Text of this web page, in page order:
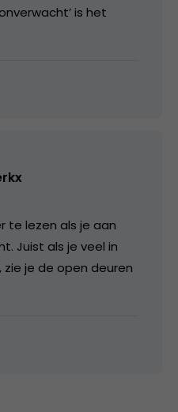
is het
te lezen als je aan
Juist als je veel in
je de open deuren